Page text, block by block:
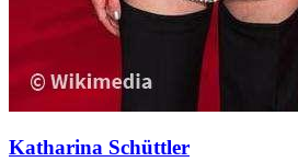
Katharina Schüttler